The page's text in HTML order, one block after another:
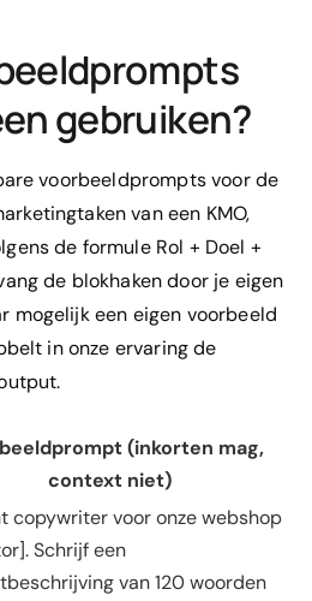
gebruiken?
voorbeeldprompts voor de
van een KMO,
de formule Rol + Doel +
de blokhaken door je eigen
mogelijk een eigen voorbeeld
in onze ervaring de
(inkorten mag,
context niet)
copywriter voor onze webshop
Schrijf een
van 120 woorden